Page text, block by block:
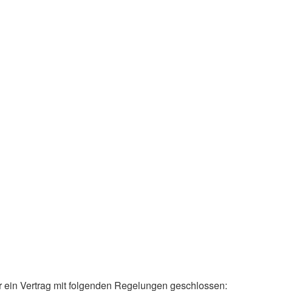
ein Vertrag mit folgenden Regelungen geschlossen: